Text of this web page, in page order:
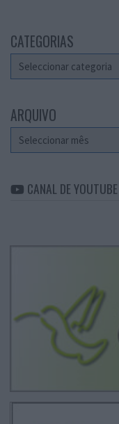
CATEGORIAS
Categorias
ARQUIVO
Arquivo
CANAL DE YOUTUBE